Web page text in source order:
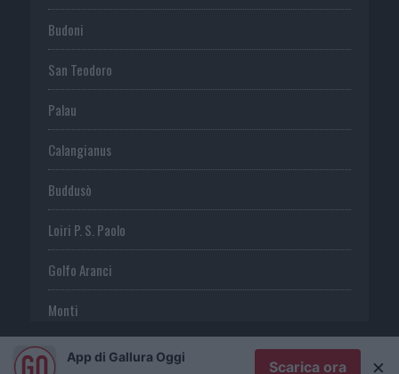
Budoni
San Teodoro
Palau
Calangianus
Buddusò
Loiri P. S. Paolo
Golfo Aranci
Monti
TeltiApp di Gallura Oggi
Scarica ora ×